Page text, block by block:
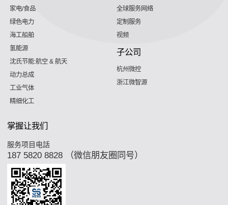
家电/食品
绿色电力
海工船舶
氢能源
沈氏节能:航空 & 航天
动力总成
工业气体
精细化工
全球服务网络
定制服务
视频
子公司
杭州微控
浙江微智源
掌握让我们
服务项目电話
187 5820 8828 （微信朋友圈同号）